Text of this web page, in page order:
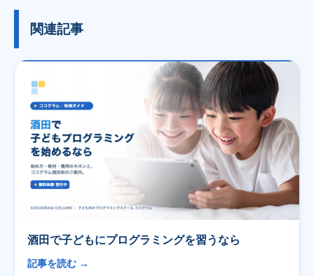
関連記事
酒田で子どもにプログラミングを習うなら
記事を読む →